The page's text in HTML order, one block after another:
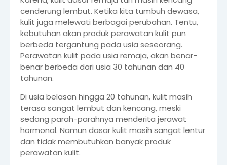
cenderung lembut. Ketika kita tumbuh dewasa,
kulit juga melewati berbagai perubahan. Tentu,
kebutuhan akan produk perawatan kulit pun
berbeda tergantung pada usia seseorang.
Perawatan kulit pada usia remaja, akan benar-
benar berbeda dari usia 30 tahunan dan 40
tahunan.
Di usia belasan hingga 20 tahunan, kulit masih
terasa sangat lembut dan kencang, meski
sedang parah-parahnya menderita jerawat
hormonal. Namun dasar kulit masih sangat lentur
dan tidak membutuhkan banyak produk
perawatan kulit.